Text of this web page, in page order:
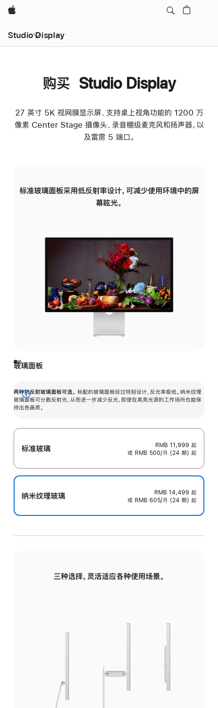
Apple
Studio Display
购买 Studio Display
27 英寸 5K 视网膜显示屏、支持桌上视角功能的 1200 万
像素 Center Stage 摄像头、录音棚级麦克风和扬声器，以
及雷雳 5 端口。
标准玻璃面板采用低反射率设计，可减少使用环境中的屏
幕眩光。
玻璃面板
两种抗反射玻璃面板可选。 标配的玻璃面板经过特别设计，反光率极低。纳米纹理
玻璃面板可分散反射光，从而进一步减少反光，即使在高亮光源的工作场所也能保
持出色画质。
展
开
标准玻璃 RMB 11,999 起
或 RMB 500/月 (24 期) 起
纳米纹理玻璃 RMB 14,499 起
或 RMB 605/月 (24 期) 起
三种选择，灵活适应各种使用场景。